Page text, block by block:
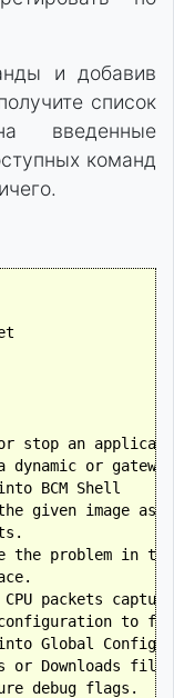
и добавив
список
введенные
команд
an
or gateway
BCM Shell
image as
problem in the
packets
to
Global Config
Downloads file.
debug flags.